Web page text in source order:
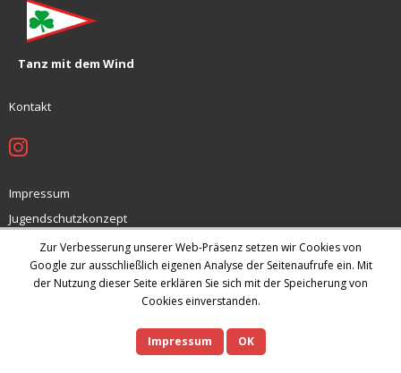
Tanz mit dem Wind
Kontakt
Impressum
Jugendschutzkonzept
Datenschutz
Archiv
Think Up Themes Ltd . Powered by
Zur Verbesserung unserer Web-Präsenz setzen wir Cookies von
Google zur ausschließlich eigenen Analyse der Seitenaufrufe ein. Mit
der Nutzung dieser Seite erklären Sie sich mit der Speicherung von
Cookies einverstanden.
Impressum OK